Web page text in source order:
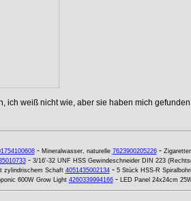
ich weiß nicht wie, aber sie haben mich
- Mineralwasser, naturelle 7623900205226-
- 3/16'-32 UNF HSS Gewindeschneider DIN 223
zylindrischem Schaft 4051435002134- 5 Stück HSS-R
600W Grow Light 4260339994166- LED Panel 24x24cm